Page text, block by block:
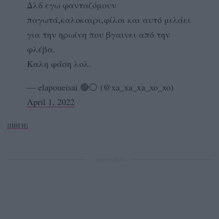
Δλδ εγω φανταζόμουν
παγωτά,καλοκαιρι,φίλοι και αυτό μιλάει
για την ηρωίνη που βγαινει από την
φλέβα.
Καλη φάση λολ.
— elapoueisai 🔴⚪️ (@xa_xa_xa_xo_xo)
April 1, 2022
[ΠΗΓΗ]